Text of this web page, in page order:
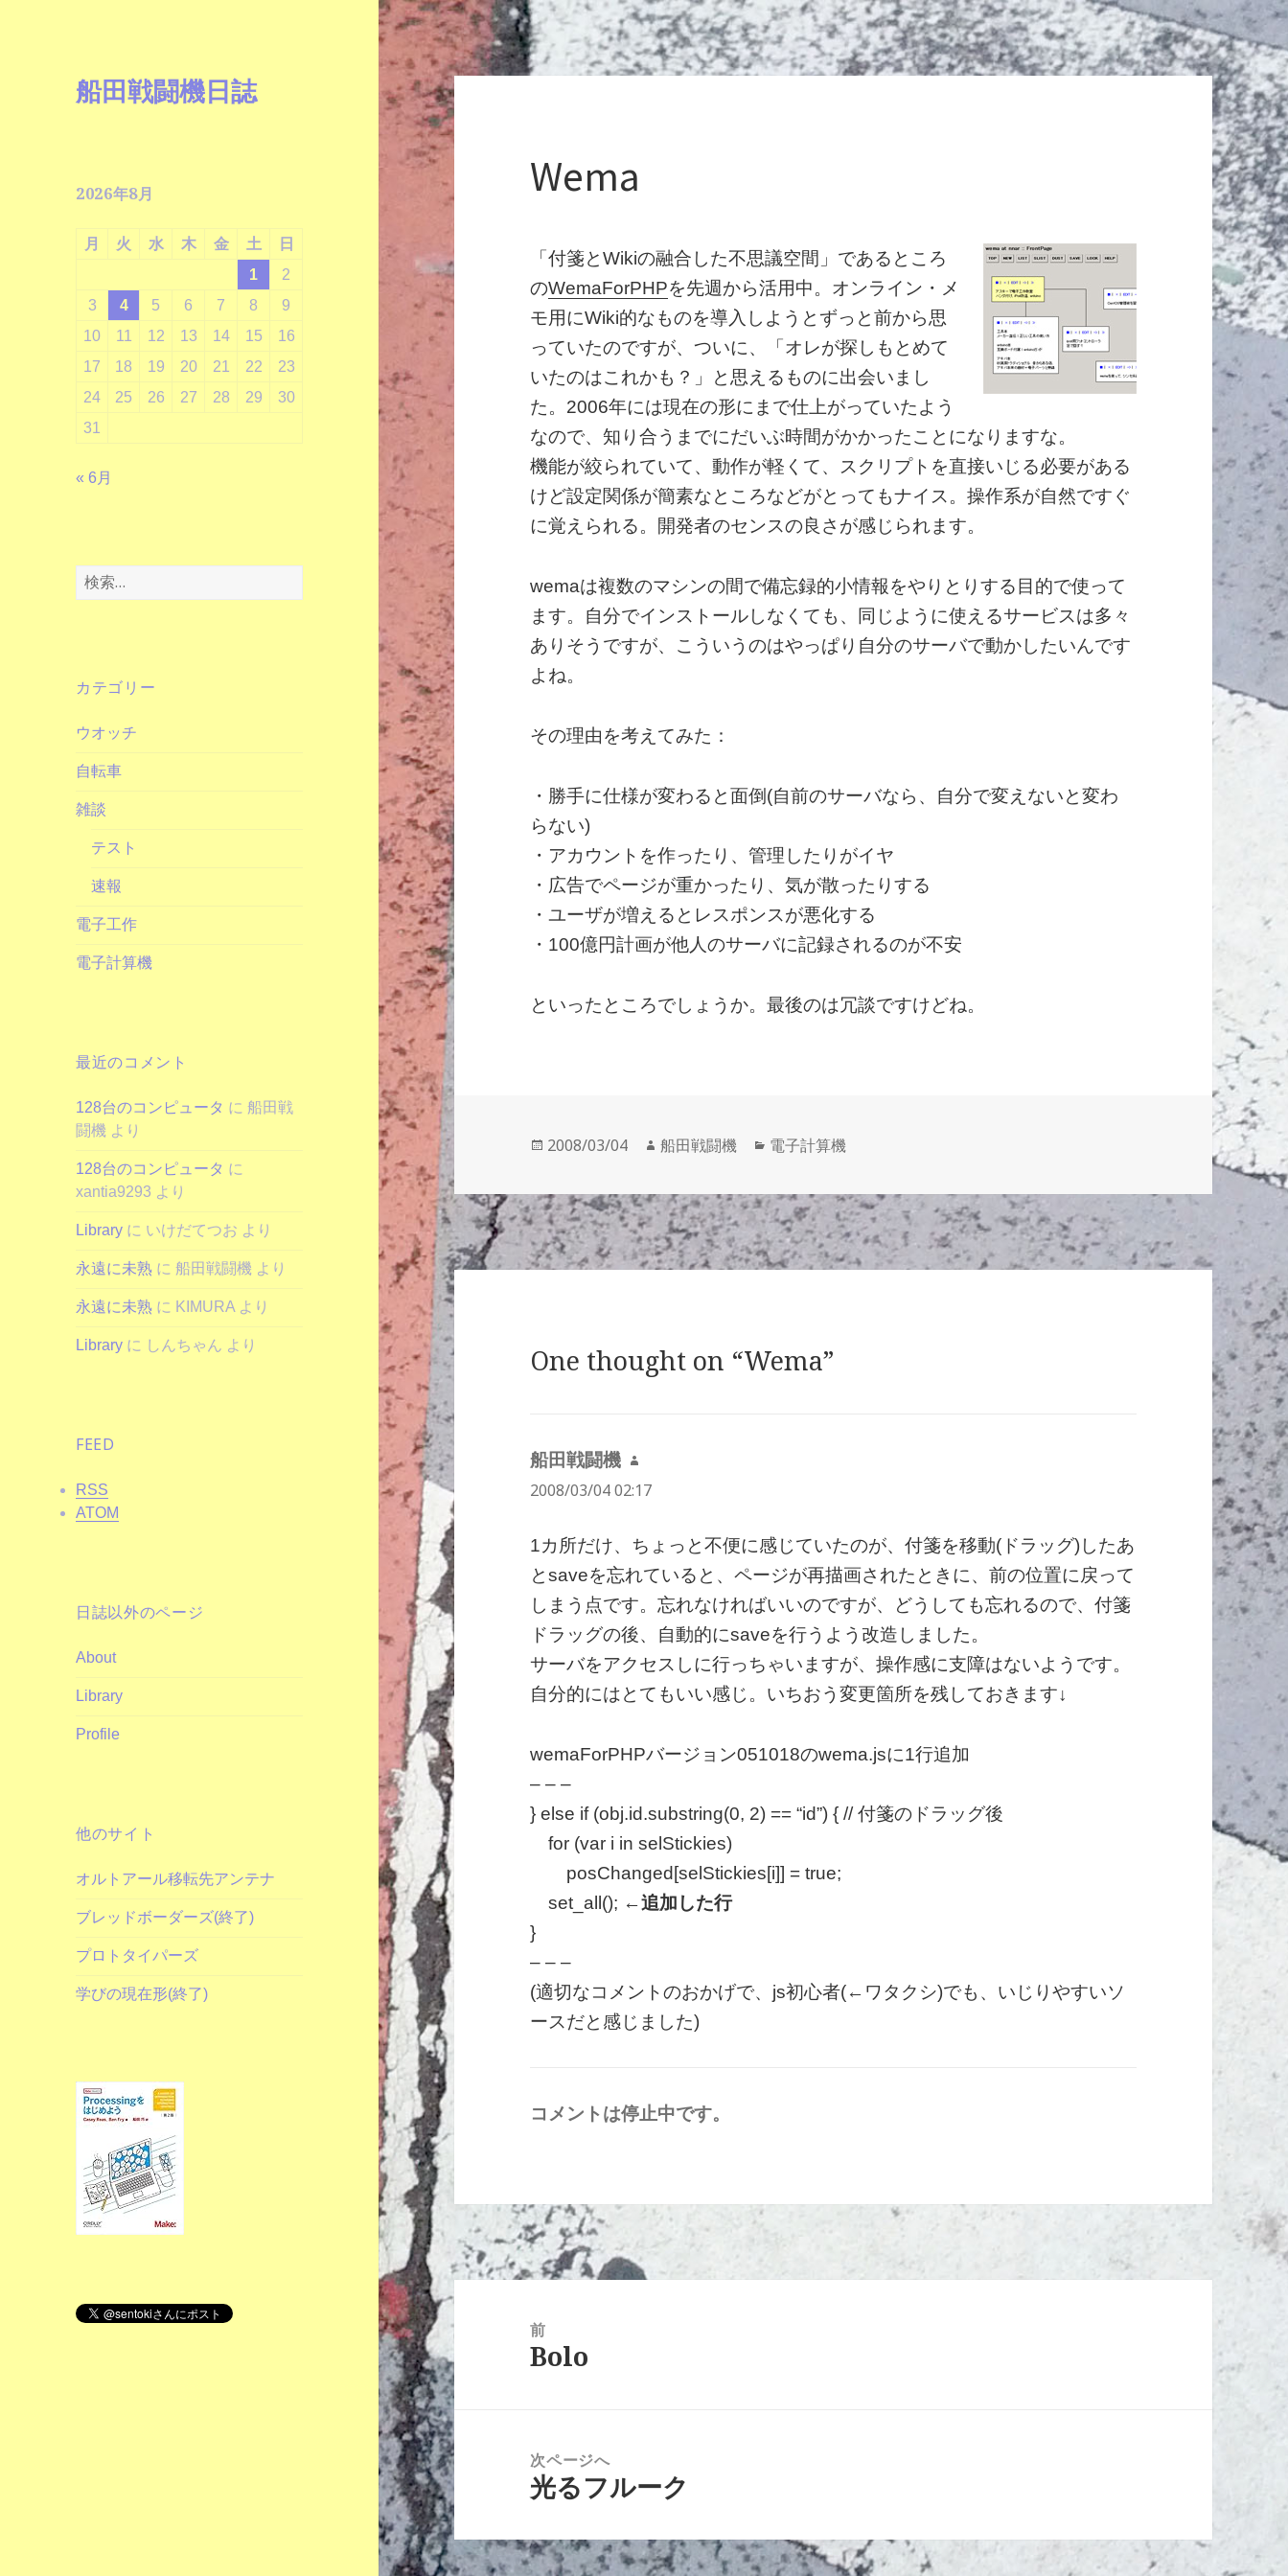
船田戦闘機日誌
2026年8月
月 火 水 木 金 土
日
1
2
3
4 5 6 7 8
9
10
11 12 13 14 15
16
17
18 19 20 21 22
23
24
25 26 27 28 29
30
31
« 6月
検
索:
カテゴリー
ウオッチ
自転車
雑談
テスト
速報
電子工作
電子計算機
最近のコメント
128台のコンピュータ に船田戦
闘機 より
128台のコンピュータ に
xantia9293 より
Library に いけだてつお より
永遠に未熟 に船田戦闘機 より
永遠に未熟 に KIMURA より
Library に しんちゃん より
FEED
RSS
ATOM
日誌以外のページ
About
Library
Profile
他のサイト
オルトアール移転先アンテナ
ブレッドボーダーズ(終了)
プロトタイパーズ
学びの現在形(終了)
Wema
「付箋とWikiの融合した不思議空間」であるところ
のWemaForPHPを先週から活用中。オンライン・メ
モ用にWiki的なものを導入しようとずっと前から思
っていたのですが、ついに、「オレが探しもとめて
いたのはこれかも？」と思えるものに出会いまし
た。2006年には現在の形にまで仕上がっていたよう
なので、知り合うまでにだいぶ時間がかかったことになりますな。
機能が絞られていて、動作が軽くて、スクリプトを直接いじる必要がある
けど設定関係が簡素なところなどがとってもナイス。操作系が自然ですぐ
に覚えられる。開発者のセンスの良さが感じられます。
wemaは複数のマシンの間で備忘録的小情報をやりとりする目的で使って
ます。自分でインストールしなくても、同じように使えるサービスは多々
ありそうですが、こういうのはやっぱり自分のサーバで動かしたいんです
よね。
その理由を考えてみた：
・勝手に仕様が変わると面倒(自前のサーバなら、自分で変えないと変わ
らない)
・アカウントを作ったり、管理したりがイヤ
・広告でページが重かったり、気が散ったりする
・ユーザが増えるとレスポンスが悪化する
・100億円計画が他人のサーバに記録されるのが不安
といったところでしょうか。最後のは冗談ですけどね。
投
日:
2008/03/04
作
者
船田戦闘機
カ
ゴ
リ
ー
電子計算機
One thought on “Wema”
船田戦闘機
よ
り:
2008/03/04 02:17
1カ所だけ、ちょっと不便に感じていたのが、付箋を移動(ドラッグ)したあ
とsaveを忘れていると、ページが再描画されたときに、前の位置に戻って
しまう点です。忘れなければいいのですが、どうしても忘れるので、付箋
ドラッグの後、自動的にsaveを行うよう改造しました。
サーバをアクセスしに行っちゃいますが、操作感に支障はないようです。
自分的にはとてもいい感じ。いちおう変更箇所を残しておきます↓
wemaForPHPバージョン051018のwema.jsに1行追加
– – –
} else if (obj.id.substring(0, 2) == “id”) { // 付箋のドラッグ後
for (var i in selStickies)
posChanged[selStickies[i]] = true;
set_all(); ←追加した行
}
– – –
(適切なコメントのおかげで、js初心者(←ワタクシ)でも、いじりやすいソ
ースだと感じました)
コメントは停止中です。
投
稿
ビ
ー
シ
ョ
ン
前
前
Bolo
次ページへ
次
投
光るフルーク